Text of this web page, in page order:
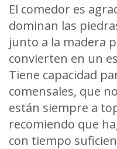
El comedor es
dominan las
junto a la madera
convierten en un
Tiene capacidad
comensales, que
están siempre a
recomiendo que
con tiempo